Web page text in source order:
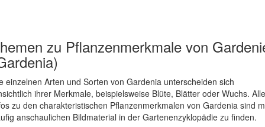
zu Pflanzenmerkmale von
einzelnen Arten und Sorten von Gardenia unterscheiden sich
ihrer Merkmale, beispielsweise Blüte, Blätter oder Wuchs. Alle
zu den charakteristischen Pflanzenmerkmalen von Gardenia sind
anschaulichen Bildmaterial in der Gartenenzyklopädie zu finden.